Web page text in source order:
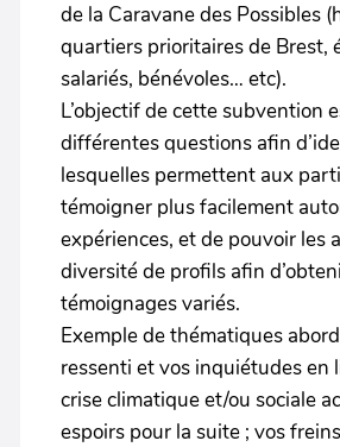
de la Caravane des Possibles
quartiers prioritaires de Brest,
salariés, bénévoles… etc).
L’objectif de cette subvention
différentes questions afin
lesquelles permettent aux
témoigner plus facilement
expériences, et de pouvoir les
diversité de profils afin
témoignages variés.
Exemple de thématiques
ressenti et vos inquiétudes en
crise climatique et/ou sociale
espoirs pour la suite ; vos